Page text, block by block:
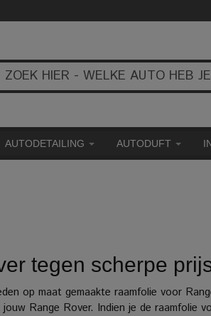
AUTODETAILING AUTODUFT
tegen scherpe
op maat gemaakte raamfolie voor
Range Rover. Indien je de raamfolie